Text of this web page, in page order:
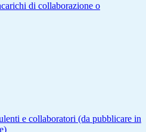
di collaborazione o
e collaboratori (da pubblicare in